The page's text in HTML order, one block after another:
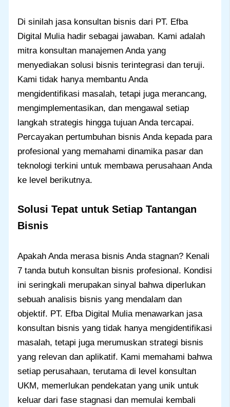
Di sinilah jasa konsultan bisnis dari PT. Efba
Digital Mulia hadir sebagai jawaban. Kami adalah
mitra konsultan manajemen Anda yang
menyediakan solusi bisnis terintegrasi dan teruji.
Kami tidak hanya membantu Anda
mengidentifikasi masalah, tetapi juga merancang,
mengimplementasikan, dan mengawal setiap
langkah strategis hingga tujuan Anda tercapai.
Percayakan pertumbuhan bisnis Anda kepada para
profesional yang memahami dinamika pasar dan
teknologi terkini untuk membawa perusahaan Anda
ke level berikutnya.
Solusi Tepat untuk Setiap Tantangan
Bisnis
Apakah Anda merasa bisnis Anda stagnan? Kenali
7 tanda butuh konsultan bisnis profesional. Kondisi
ini seringkali merupakan sinyal bahwa diperlukan
sebuah analisis bisnis yang mendalam dan
objektif. PT. Efba Digital Mulia menawarkan jasa
konsultan bisnis yang tidak hanya mengidentifikasi
masalah, tetapi juga merumuskan strategi bisnis
yang relevan dan aplikatif. Kami memahami bahwa
setiap perusahaan, terutama di level konsultan
UKM, memerlukan pendekatan yang unik untuk
keluar dari fase stagnasi dan memulai kembali